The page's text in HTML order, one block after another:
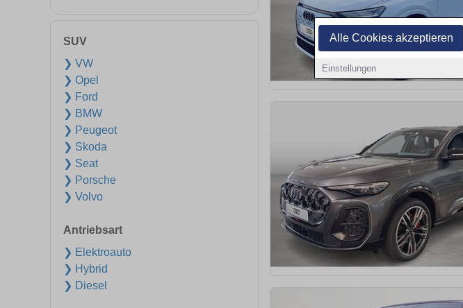
Alle Cookies akzeptieren
Einstellungen
SUV
❯ VW
❯ Opel
❯ Ford
❯ BMW
❯ Peugeot
❯ Skoda
❯ Seat
❯ Porsche
❯ Volvo
Antriebsart
❯ Elektroauto
❯ Hybrid
❯ Diesel